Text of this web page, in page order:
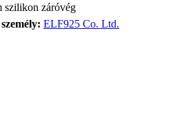
szilikon záróvég
ELF925 Co. Ltd.